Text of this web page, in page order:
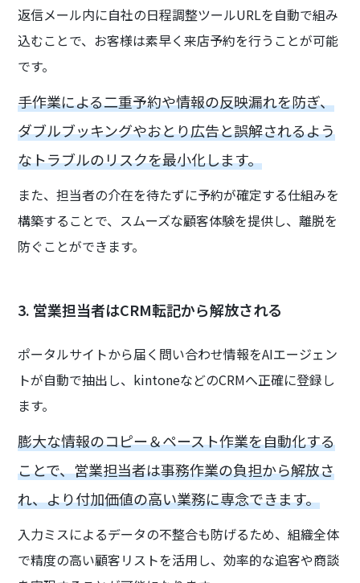
返信メール内に自社の日程調整ツールURLを自動で組み
込むことで、お客様は素早く来店予約を行うことが可能
です。
手作業による二重予約や情報の反映漏れを防ぎ、
ダブルブッキングやおとり広告と誤解されるよう
なトラブルのリスクを最小化します。
また、担当者の介在を待たずに予約が確定する仕組みを
構築することで、スムーズな顧客体験を提供し、離脱を
防ぐことができます。
3. 営業担当者はCRM転記から解放される
ポータルサイトから届く問い合わせ情報をAIエージェン
トが自動で抽出し、kintoneなどのCRMへ正確に登録し
ます。
膨大な情報のコピー＆ペースト作業を自動化する
ことで、営業担当者は事務作業の負担から解放さ
れ、より付加価値の高い業務に専念できます。
入力ミスによるデータの不整合も防げるため、組織全体
で精度の高い顧客リストを活用し、効率的な追客や商談